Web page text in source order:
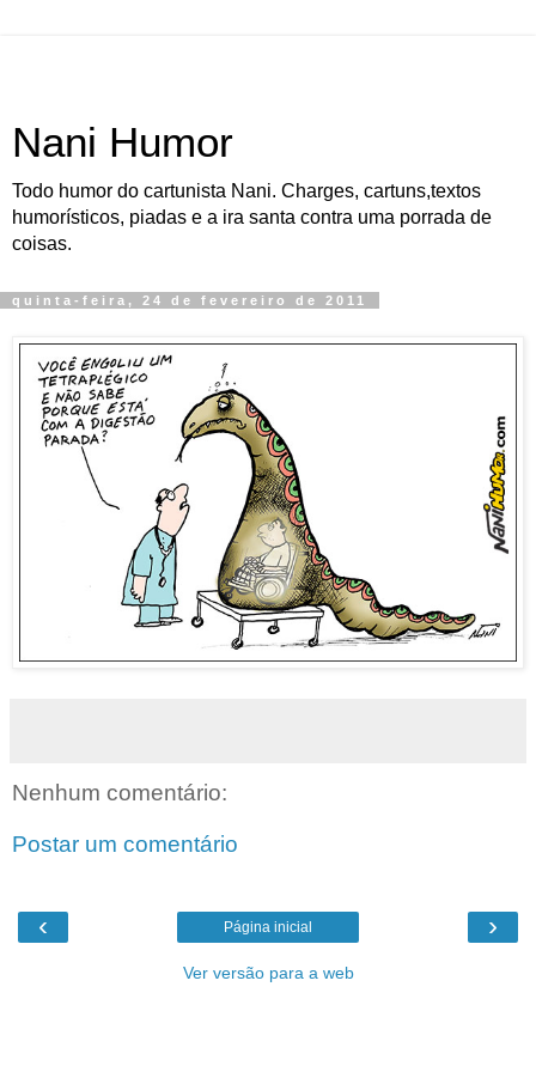
Nani Humor
Todo humor do cartunista Nani. Charges, cartuns,textos
humorísticos, piadas e a ira santa contra uma porrada de
coisas.
quinta-feira, 24 de fevereiro de 2011
Nenhum comentário:
Postar um comentário
‹ ›
Página inicial
Ver versão para a web